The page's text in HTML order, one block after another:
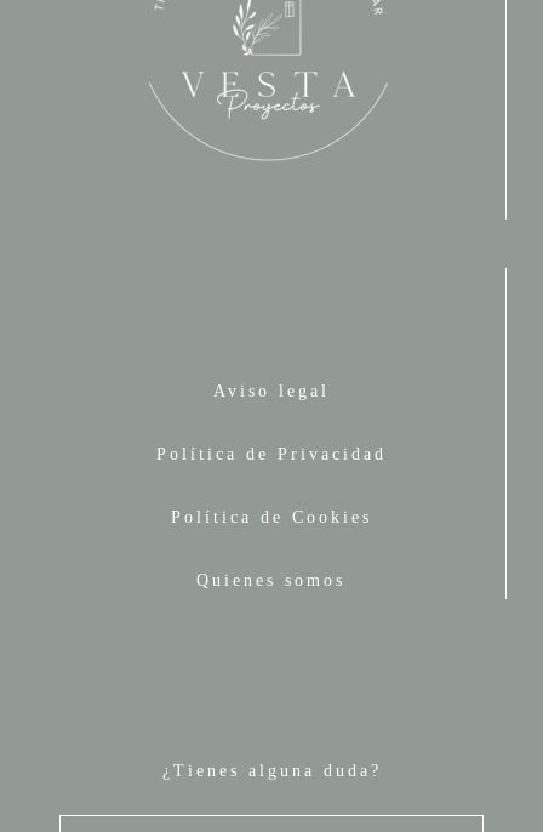
Aviso legal
Política de Privacidad
Política de Cookies
Quienes somos
¿Tienes alguna duda?